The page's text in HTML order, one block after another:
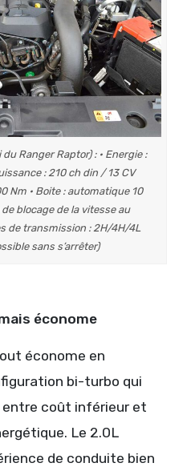
Ranger Raptor) : • Energie :
: 210 ch din / 13 CV
Nm • Boite : automatique 10
blocage de la vitesse au
de transmission : 2H/4H/4L
sans s’arrêter)
économe
économe en
bi-turbo qui
coût inférieur et
Le 2.0L
de conduite bien